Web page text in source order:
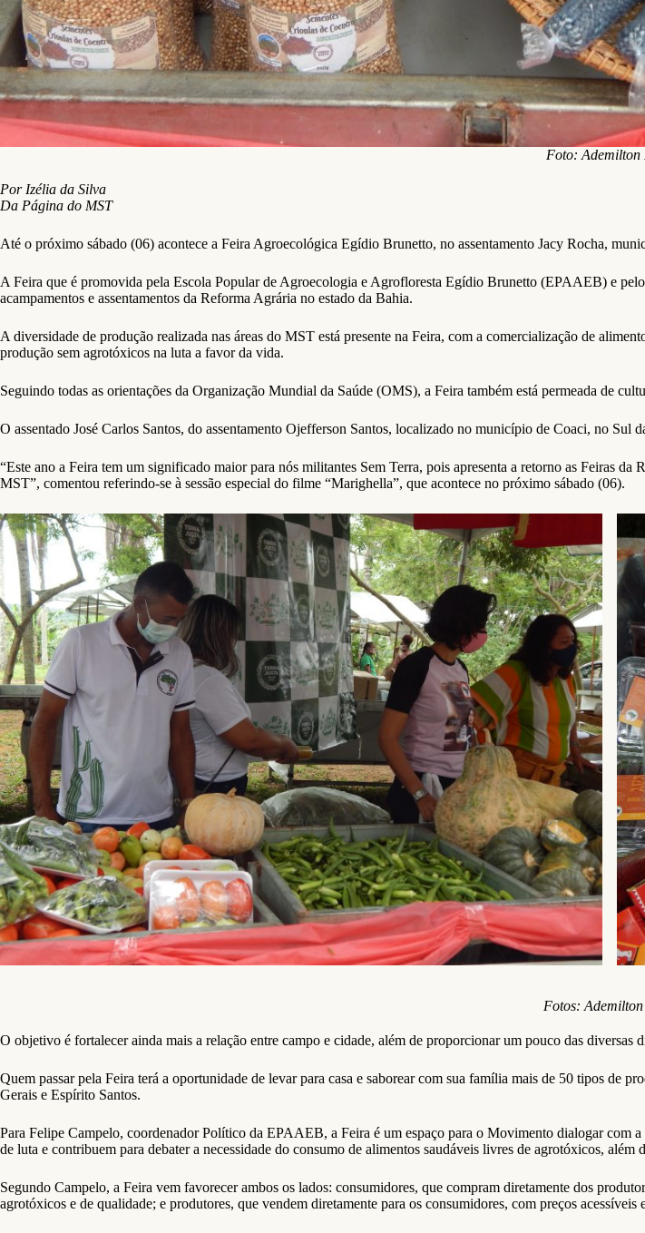
Foto: Ademilton
Por Izélia da Silva
Da Página do MST
Até o próximo sábado (06) acontece a Feira Agroecológica Egídio Brunetto, no assentamento Jacy Rocha,
A Feira que é promovida pela Escola Popular de Agroecologia e Agrofloresta Egídio Brunetto (EPAAEB) e
acampamentos e assentamentos da Reforma Agrária no estado da Bahia.
A diversidade de produção realizada nas áreas do MST está presente na Feira, com a comercialização de
produção sem agrotóxicos na luta a favor da vida.
Seguindo todas as orientações da Organização Mundial da Saúde (OMS), a Feira também está permeada de
O assentado José Carlos Santos, do assentamento Ojefferson Santos, localizado no município de Coaci, no Sul
“Este ano a Feira tem um significado maior para nós militantes Sem Terra, pois apresenta a retorno as Feiras
MST”, comentou referindo-se à sessão especial do filme “Marighella”, que acontece no próximo sábado (06).
Fotos:
O objetivo é fortalecer ainda mais a relação entre campo e cidade, além de proporcionar um pouco das diversas
Quem passar pela Feira terá a oportunidade de levar para casa e saborear com sua família mais de 50 tipos de
Gerais e Espírito Santos.
Para Felipe Campelo, coordenador Político da EPAAEB, a Feira é um espaço para o Movimento dialogar com
de luta e contribuem para debater a necessidade do consumo de alimentos saudáveis livres de agrotóxicos,
Segundo Campelo, a Feira vem favorecer ambos os lados: consumidores, que compram diretamente dos
agrotóxicos e de qualidade; e produtores, que vendem diretamente para os consumidores, com preços acessíveis